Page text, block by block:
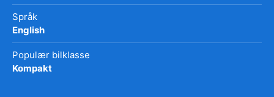
Språk
English
Populær bilklasse
Kompakt